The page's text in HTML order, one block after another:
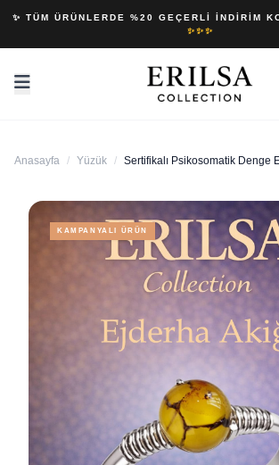
✨ TÜM ÜRÜNLERDE %20 GEÇERLI İNDIRIM
✨✨✨
Anasayfa / Yüzük / Sertifikalı Psikosomatik Denge
KAMPANYALI ÜRÜN